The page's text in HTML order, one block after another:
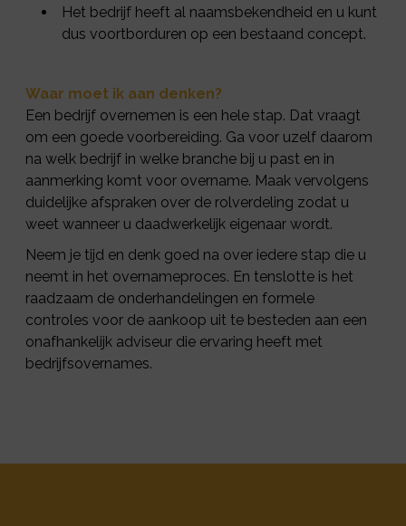
Het bedrijf heeft al naamsbekendheid en u kunt
dus voortborduren op een bestaand concept.
Waar moet ik aan denken?
Een bedrijf overnemen is een hele stap. Dat vraagt
om een goede voorbereiding. Ga voor uzelf daarom
na welk bedrijf in welke branche bij u past en in
aanmerking komt voor overname. Maak vervolgens
duidelijke afspraken over de rolverdeling zodat u
weet wanneer u daadwerkelijk eigenaar wordt.
Neem je tijd en denk goed na over iedere stap die u
neemt in het overnameproces. En tenslotte is het
raadzaam de onderhandelingen en formele
controles voor de aankoop uit te besteden aan een
onafhankelijk adviseur die ervaring heeft met
bedrijfsovernames.